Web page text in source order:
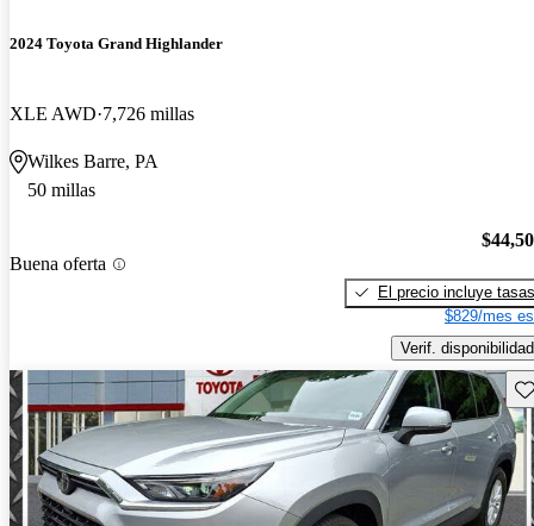
2024 Toyota Grand Highlander
XLE AWD 7,726 millas
Wilkes Barre, PA
50 millas
Buena oferta
El precio incluye tasas
$829/mes
Verif. disponibilidad